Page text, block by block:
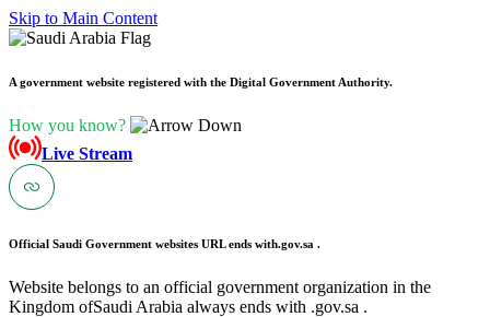
Skip to Main Content
A government website registered with the Digital Government Authority.
How you know?
Live Stream
Official Saudi Government websites URL ends with.gov.sa .
Website belongs to an official government organization in the
Kingdom ofSaudi Arabia always ends with .gov.sa .